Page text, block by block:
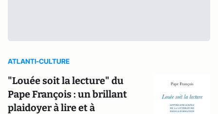
ATLANTI-CULTURE
"Louée soit la lecture" du
Pape François : un brillant
plaidoyer à lire et à